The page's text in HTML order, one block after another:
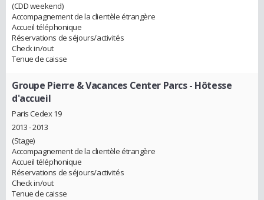
(CDD weekend)
Accompagnement de la clientèle étrangère
Accueil téléphonique
Réservations de séjours/activités
Check in/out
Tenue de caisse
Groupe Pierre & Vacances Center Parcs- Hôtesse
d'accueil
Paris Cedex 19
2013 - 2013
(Stage)
Accompagnement de la clientèle étrangère
Accueil téléphonique
Réservations de séjours/activités
Check in/out
Tenue de caisse